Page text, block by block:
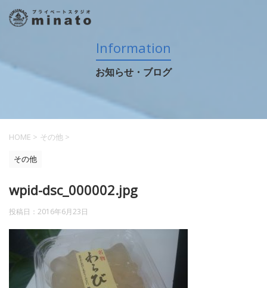
Information
お知らせ・ブログ
HOME > その他 >
その他
wpid-dsc_000002.jpg
投稿日： 2016年6月23日